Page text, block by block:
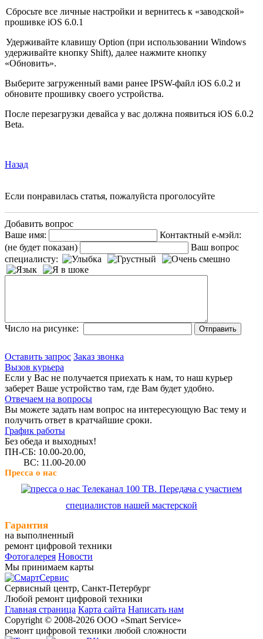
Сбросьте все личные настройки и вернитесь к «заводской»
прошивке iOS 6.0.1
Удерживайте клавишу Option (при использовании Windows
удерживайте кнопку Shift), далее нажмите кнопку
«Обновить».
Выберите загруженный вами ранее IPSW-файл iOS 6.0.2 и
обновите прошивку своего устройства.
После перезагрузки девайса у вас должна появиться iOS 6.0.2
Beta.
Назад
Если понравилась статья, пожалуйста проголосуйте
Добавить вопрос
Ваше имя:
Контактный е-мэйл:
(не будет показан)
Ваш вопрос
специалисту:
Число на рисунке:
Оставить запрос Заказ звонка
Вызов курьера
Если у Вас не получается приехать к нам, то наш курьер
заберет Ваше устройство там, где Вам будет удобно.
Отвечаем на вопросы
Вы можете задать нам вопрос на интересующую Вас тему и
получить ответ в кратчайшие сроки.
График работы
Без обеда и выходных!
ПН-СБ: 10.00-20.00,
ВС: 11.00-20.00
Пресса о нас
Телеканал 100 ТВ. Передача с участием
специалистов нашей мастерской
Гарантия
на выполненный
ремонт цифровой техники
Фотогалерея Новости
Мы принимаем карты
Сервисный центр, Cанкт-Петербург
Любой ремонт цифровой техники
Главная страница Карта сайта Написать нам
Copyright © 2008-2026 ООО «Smart Service»
ремонт цифровой техники любой сложности